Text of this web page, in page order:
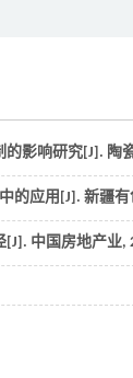
的影响研究[J]. 陶
的应用[J]. 新疆
[J]. 中国房地产业,